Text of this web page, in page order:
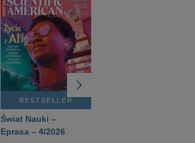
BESTSELLER
Świat Nauki –
Eprasa – 4/2026